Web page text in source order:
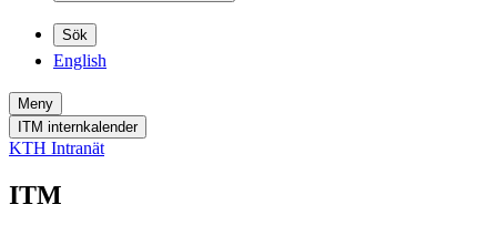
Sök
English
Meny
ITM internkalender
KTH Intranät
ITM